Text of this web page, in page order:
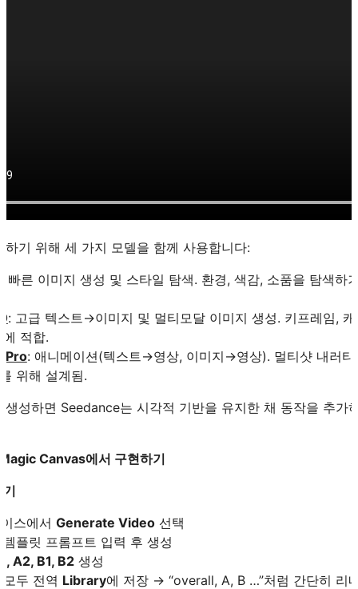
하기 위해 세 가지 모델을 함께 사용합니다:
: 빠른 이미지 생성 및 스타일 탐색. 환경, 색감, 소품을 탐색하
: 고급 텍스트→이미지 및 멀티모달 이미지 생성. 키프레임,
적합.
Pro: 애니메이션(텍스트→영상, 이미지→영상). 멀티샷 내러티
위해 설계됨.
생성하면 Seedance는 시각적 기반을 유지한 채 동작을 추가
Canvas에서 구현하기
기
스에서 Generate Video선택
플릿 프롬프트 입력 후 생성
A2, B1, B2생성
두 전역 Library에 저장 → “overall, A, B …”처럼 간단히 리